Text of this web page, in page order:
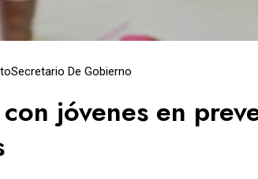
Secretario De Gobierno
jóvenes en